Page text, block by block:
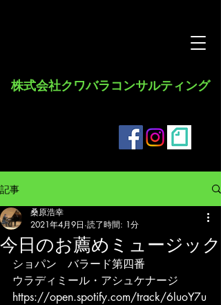
​株式会社クワバラコンサルティング
記事
今日のお薦めミュージック
桑原浩幸
2021年4月9日 読了時間: 1分
ショパン　バラード第四番
ウラディミール・アシュケナージ
https://open.spotify.com/track/6luoY7u